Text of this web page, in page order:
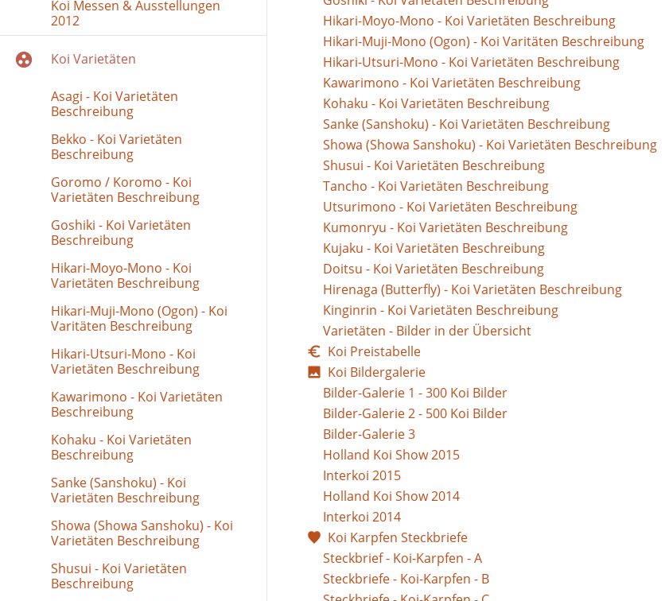
Koi Messen & Ausstellungen
2012
Koi Varietäten
Asagi - Koi Varietäten
Beschreibung
Bekko - Koi Varietäten
Beschreibung
Goromo / Koromo - Koi
Varietäten Beschreibung
Goshiki - Koi Varietäten
Beschreibung
Hikari-Moyo-Mono - Koi
Varietäten Beschreibung
Hikari-Muji-Mono (Ogon) - Koi
Varitäten Beschreibung
Hikari-Utsuri-Mono - Koi
Varietäten Beschreibung
Kawarimono - Koi Varietäten
Beschreibung
Kohaku - Koi Varietäten
Beschreibung
Sanke (Sanshoku) - Koi
Varietäten Beschreibung
Showa (Showa Sanshoku) - Koi
Varietäten Beschreibung
Shusui - Koi Varietäten
Beschreibung
Hikari-Moyo-Mono - Koi Varietäten Beschreibung
Hikari-Muji-Mono (Ogon) - Koi Varitäten Beschreibung
Hikari-Utsuri-Mono - Koi Varietäten Beschreibung
Kawarimono - Koi Varietäten Beschreibung
Kohaku - Koi Varietäten Beschreibung
Sanke (Sanshoku) - Koi Varietäten Beschreibung
Showa (Showa Sanshoku) - Koi Varietäten Beschreibung
Shusui - Koi Varietäten Beschreibung
Tancho - Koi Varietäten Beschreibung
Utsurimono - Koi Varietäten Beschreibung
Kumonryu - Koi Varietäten Beschreibung
Kujaku - Koi Varietäten Beschreibung
Doitsu - Koi Varietäten Beschreibung
Hirenaga (Butterfly) - Koi Varietäten Beschreibung
Kinginrin - Koi Varietäten Beschreibung
Varietäten - Bilder in der Übersicht
Koi Preistabelle
Koi Bildergalerie
Bilder-Galerie 1 - 300 Koi Bilder
Bilder-Galerie 2 - 500 Koi Bilder
Bilder-Galerie 3
Holland Koi Show 2015
Interkoi 2015
Holland Koi Show 2014
Interkoi 2014
Koi Karpfen Steckbriefe
Steckbrief - Koi-Karpfen - A
Steckbriefe - Koi-Karpfen - B